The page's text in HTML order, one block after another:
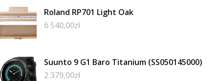
Roland RP701 Light Oak
6 540,00zł
Suunto 9 G1 Baro Titanium (SS050145000)
2 379,00zł